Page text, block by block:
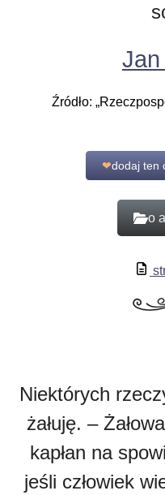
Źródło:
❤dodaj ten
o
Niektórych
żałuję. –
kapłan na
jeśli człowiek